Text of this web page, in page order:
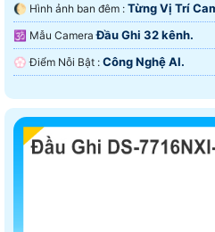
🌔 Hình ảnh ban đêm : Từng Vị Trí
🕉️ Mẫu CameraĐầu Ghi 32 kênh.
️💮 Điểm Nỗi Bật : Công Nghệ AI.